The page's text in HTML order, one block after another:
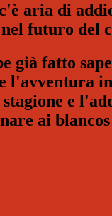
aria di
futuro del
già fatto
l'avventura
e
ai blancos